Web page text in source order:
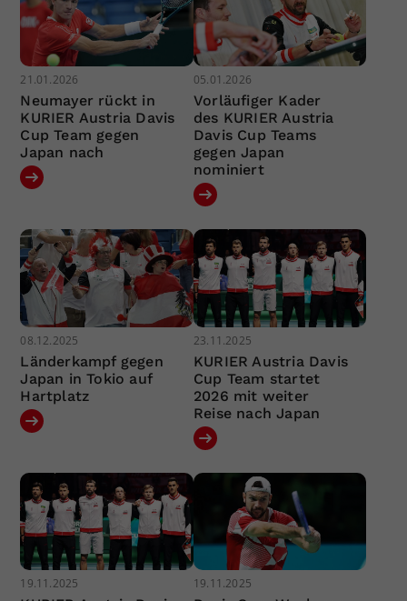
21.01.2026
Neumayer rückt in
KURIER Austria Davis
Cup Team gegen
Japan nach
05.01.2026
Vorläufiger Kader
des KURIER Austria
Davis Cup Teams
gegen Japan
nominiert
08.12.2025
Länderkampf gegen
Japan in Tokio auf
Hartplatz
23.11.2025
KURIER Austria Davis
Cup Team startet
2026 mit weiter
Reise nach Japan
19.11.2025 19.11.2025